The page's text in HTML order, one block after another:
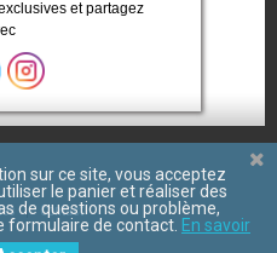
et partagez
Contact
sur ce site, vous acceptez
le panier et réaliser des
de questions ou problème,
formulaire de contact. En savoir